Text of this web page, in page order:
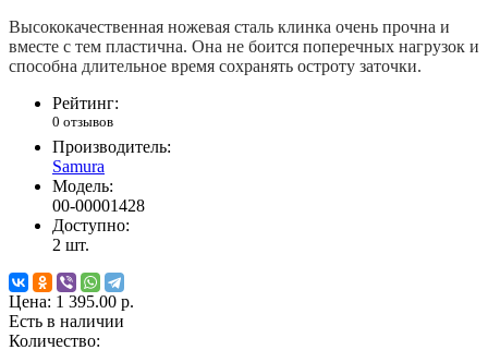
Высококачественная ножевая сталь клинка очень прочна и
вместе с тем пластична. Она не боится поперечных нагрузок и
способна длительное время сохранять остроту заточки.
Рейтинг:
0 отзывов
Производитель:
Samura
Модель:
00-00001428
Доступно:
2 шт.
Цена: 1 395.00 р.
Есть в наличии
Количество: